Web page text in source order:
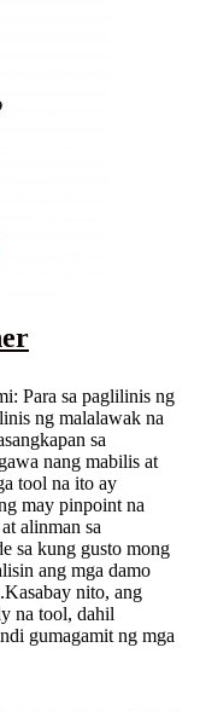
Para sa paglilinis ng
ng malalawak na
sa
nang mabilis at
tool na ito ay
may pinpoint na
alinman sa
sa kung gusto mong
ang mga damo
nito, ang
na tool, dahil
gumagamit ng mga